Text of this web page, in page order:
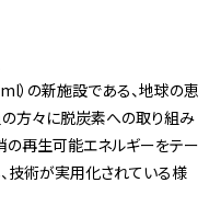
の新施設である、地球の恵
の方々に脱炭素への取り組み
の再生可能エネルギーをテー
技術が実用化されている様